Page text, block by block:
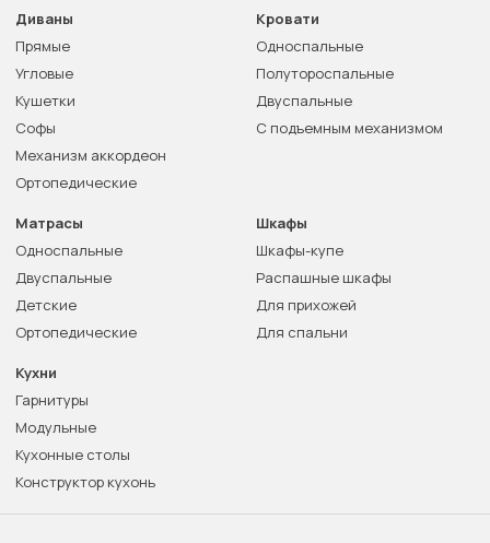
Диваны
Прямые
Угловые
Кушетки
Софы
Механизм аккордеон
Ортопедические
Кровати
Односпальные
Полутороспальные
Двуспальные
С подъемным механизмом
Матрасы
Односпальные
Двуспальные
Детские
Ортопедические
Шкафы
Шкафы-купе
Распашные шкафы
Для прихожей
Для спальни
Кухни
Гарнитуры
Модульные
Кухонные столы
Конструктор кухонь